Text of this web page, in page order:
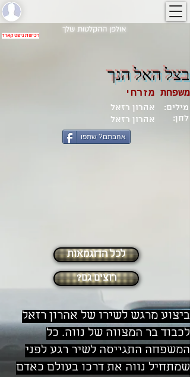
רכישת גיפט קארד
אולפן ההקלטות שלך
בצל האל הנך
משפחת מזרחי
אהרון רזאל
אהרון רזאל
מילים:
לחן:
אהבתם? שתפו
לכל הדוגמאות
?רוצים גם
ביצוע מרגש לשירו של אהרון רזאל
לכבוד בר המצווה של נווה. כל
המשפחה התגייסה לשיר רגע לפני
שמתחיל נווה את דרכו בעולם כאדם